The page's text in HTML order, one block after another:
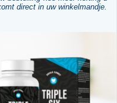
direct in uw winkelmandje.